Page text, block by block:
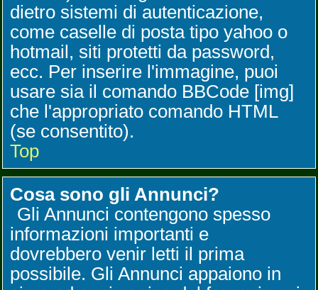
dietro sistemi di autenticazione,
come caselle di posta tipo yahoo o
hotmail, siti protetti da password,
ecc. Per inserire l'immagine, puoi
usare sia il comando BBCode [img]
che l'appropriato comando HTML
(se consentito).
Top
Cosa sono gli Annunci?
Gli Annunci contengono spesso
informazioni importanti e
dovrebbero venir letti il prima
possibile. Gli Annunci appaiono in